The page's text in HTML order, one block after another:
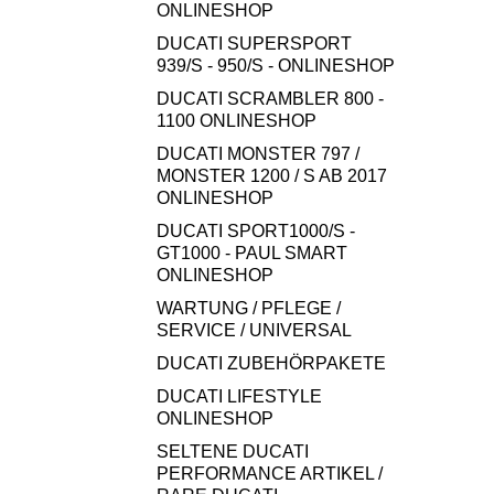
ONLINESHOP
DUCATI SUPERSPORT
939/S - 950/S - ONLINESHOP
DUCATI SCRAMBLER 800 -
1100 ONLINESHOP
DUCATI MONSTER 797 /
MONSTER 1200 / S AB 2017
ONLINESHOP
DUCATI SPORT1000/S -
GT1000 - PAUL SMART
ONLINESHOP
WARTUNG / PFLEGE /
SERVICE / UNIVERSAL
DUCATI ZUBEHÖRPAKETE
DUCATI LIFESTYLE
ONLINESHOP
SELTENE DUCATI
PERFORMANCE ARTIKEL /